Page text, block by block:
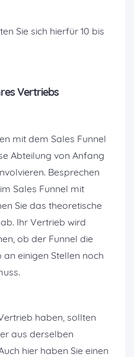
Sie sich hierfür 10 bis
Vertriebs
mit dem Sales Funnel
Abteilung von Anfang
Besprechen
Sales Funnel mit
Sie das theoretische
Ihr Vertrieb wird
ob der Funnel die
einigen Stellen noch
haben, sollten
aus derselben
hier haben Sie einen